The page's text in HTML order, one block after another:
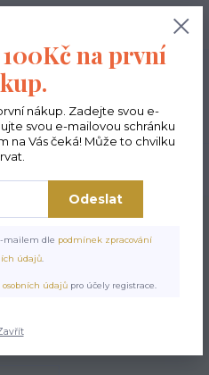
0,00 Kč
Pouzdro na telefon - Pexeso
- Pexeso
na první
nákup. Zadejte svou e-
svou e-mailovou schránku
na Vás čeká! Může to chvilku
Odeslat
mailem dle podmínek zpracování
údajů.
údajů pro účely registrace.